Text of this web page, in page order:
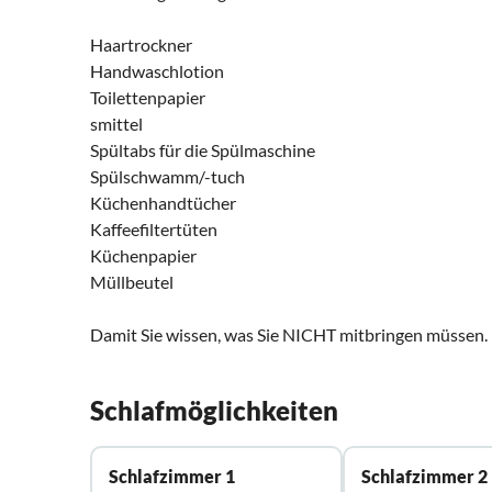
Haartrockner
Handwaschlotion
Toilettenpapier
smittel
Spültabs für die Spülmaschine
Spülschwamm/-tuch
Küchenhandtücher
Kaffeefiltertüten
Küchenpapier
Müllbeutel
Damit Sie wissen, was Sie NICHT mitbringen müssen.
Schlafmöglichkeiten
Schlafzimmer 1 Schlafzimmer 2